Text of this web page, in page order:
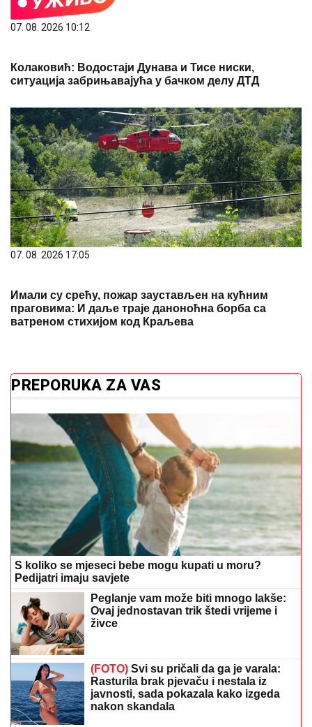
07. 08. 2026 10:12
Колаковић: Водостаји Дунава и Тисе ниски,
ситуација забрињавајућа у бачком делу ДТД
07. 08. 2026 17:05
Имали су срећу, пожар заустављен на кућним
праговима: И даље траје даноноћна борба са
ватреном стихијом код Краљева
PREPORUKA ZA VAS
S koliko se mjeseci bebe mogu kupati u moru?
Pedijatri imaju savjete
Peglanje vam može biti mnogo lakše:
Ovaj jednostavan trik štedi vrijeme i
živce
(FOTO) Svi su pričali da ga je varala:
Rasturila brak pjevaču i nestala iz
javnosti, sada pokazala kako izgeda
nakon skandala